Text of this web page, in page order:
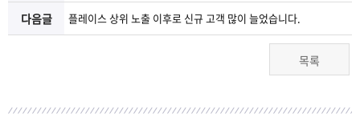
다음글 플레이스 상위 노출 이후로 신규 고객 많이 늘었습니다.
목록